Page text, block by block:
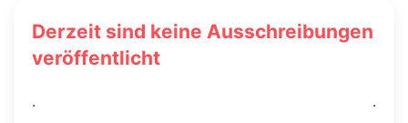
Derzeit sind keine Ausschreibungen
veröffentlicht
. .